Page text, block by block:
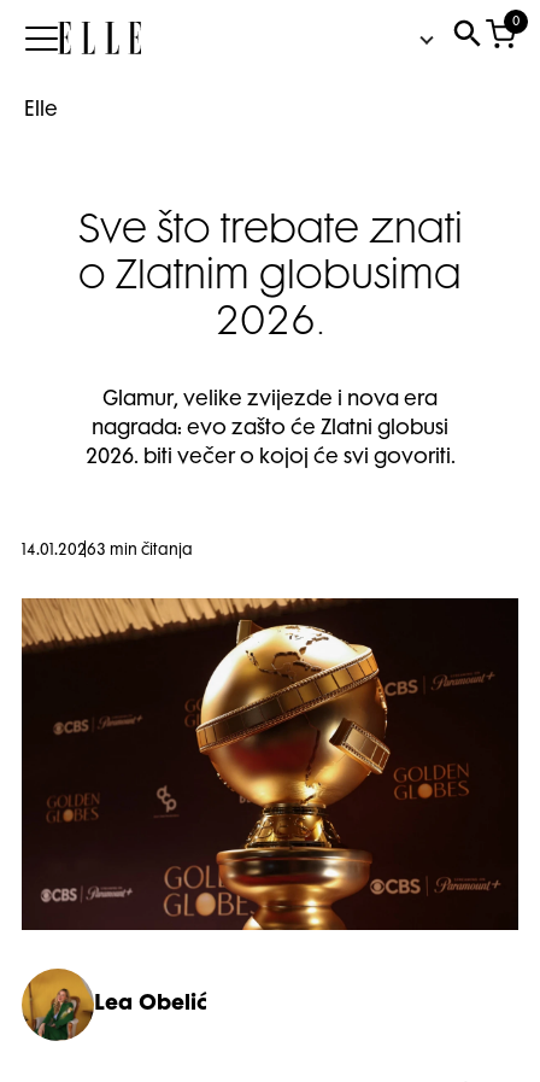
Elle
0
Elle
Sve što trebate znati
o Zlatnim globusima
2026.
Glamur, velike zvijezde i nova era
nagrada: evo zašto će Zlatni globusi
2026. biti večer o kojoj će svi govoriti.
14.01.20263 min čitanja
Lea Obelić